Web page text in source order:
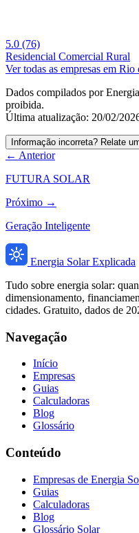
5.0 (76)
Residencial Comercial Rural
Ver todas as empresas em
Dados compilados por
proibida.
Última atualização: 20/02/
Informação incorreta? Relate
← Anterior
FUTURA SOLAR
Próximo →
Geração Inteligente
Energia Solar Explicada
Tudo sobre energia solar:
dimensionamento,
cidades. Gratuito, dados de
Navegação
Início
Empresas
Guias
Calculadoras
Blog
Glossário
Conteúdo
Empresas de Energia
Guias
Calculadoras
Blog
Glossário Solar